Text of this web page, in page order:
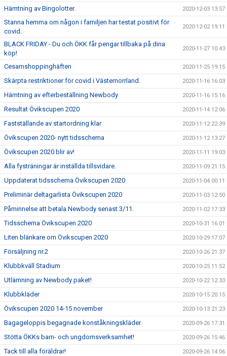
Hämtning av Bingolotter. 2020-12-03 13:57
Stanna hemma om någon i familjen har testat positivt för
covid.
2020-12-02 19:11
BLACK FRIDAY - Du och ÖKK får pengar tillbaka på dina
köp!
2020-11-27 10:43
Cesamshoppinghäften 2020-11-25 19:15
Skärpta restriktioner för covid i Västernorrland. 2020-11-16 16:03
Hämtning av efterbeställning Newbody 2020-11-16 15:16
Resultat Övikscupen 2020 2020-11-14 12:06
Fastställande av startordning klar 2020-11-12 22:39
Övikscupen 2020- nytt tidsschema 2020-11-12 13:27
Övikscupen 2020 blir av! 2020-11-11 19:03
Alla fysträningar är inställda tillsvidare. 2020-11-09 21:15
Uppdaterat tidsschema Övikscupen 2020 2020-11-04 00:11
Preliminär deltagarlista Övikscupen 2020 2020-11-03 12:50
Påminnelse att betala Newbody senast 3/11. 2020-11-02 17:33
Tidsschema Övikscupen 2020 2020-10-31 16:01
Liten blänkare om Övikscupen 2020 2020-10-29 17:07
Försäljning nr.2 2020-10-26 21:37
Klubbkväll Stadium 2020-10-25 11:52
Utlämning av Newbody paket! 2020-10-22 12:33
Klubbkläder 2020-10-15 20:15
Övikscupen 2020 14-15 november 2020-10-13 21:23
Bagageloppis begagnade konståkningskläder. 2020-09-26 17:31
Stötta ÖKKs barn- och ungdomsverksamhet! 2020-09-26 15:46
Tack till alla föräldrar! 2020-09-26 14:06